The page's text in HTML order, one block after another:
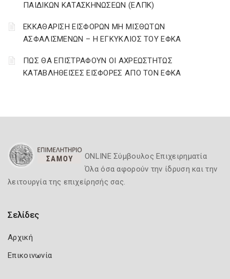
ΠΑΙΔΙΚΩΝ ΚΑΤΑΣΚΗΝΩΣΕΩΝ (ΕΛΠΚ)
ΕΚΚΑΘΑΡΙΣΗ ΕΙΣΦΟΡΩΝ ΜΗ ΜΙΣΘΩΤΩΝ
ΑΣΦΑΛΙΣΜΕΝΩΝ – Η ΕΓΚΥΚΛΙΟΣ ΤΟΥ ΕΦΚΑ
ΠΩΣ ΘΑ ΕΠΙΣΤΡΑΦΟΥΝ ΟΙ ΑΧΡΕΩΣΤΗΤΩΣ
ΚΑΤΑΒΛΗΘΕΙΣΕΣ ΕΙΣΦΟΡΕΣ ΑΠΟ ΤΟΝ ΕΦΚΑ
ONLINE Σύμβουλος Επιχειρηματία
Όλα όσα αφορούν την ίδρυση και την
λειτουργία της επιχείρησής σας.
Σελίδες
Αρχική
Επικοινωνία